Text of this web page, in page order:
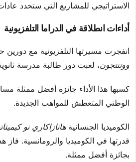
الاستراتيجي للمشاريع التي ستحدد
أداءات انطلاقة في الدراما التلفزيونية
انفجرت مسيرتها التلفزيونية مع
ووتنتجون، لعبت دور طالبة مدرسة
كسبها هذا الأداء جائزة أفضل ممثلة
الوطني المتعطش للمواهب الجديدة.
الكوميديا الجنسانية هانازاكاري نو
قدرتها في الكوميديا والرومانسية. فاز
بجائزة أفضل ممثلة.